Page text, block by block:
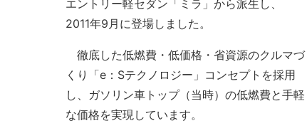
エントリー軽セダン「ミラ」から派生し、
2011年9月に登場しました。
徹底した低燃費・低価格・省資源のクルマづ
くり「e：Sテクノロジー」コンセプトを採用
し、ガソリン車トップ（当時）の低燃費と手軽
な価格を実現しています。